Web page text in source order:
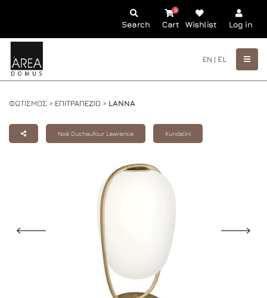
Search Cart
0
Wishlist Log in
EN | EL
ΦΩΤΙΣΜΟΣ > ΕΠΙΤΡΑΠΕΖΙΟ > LANNA
Noé Duchaufour Lawrance Kundalini